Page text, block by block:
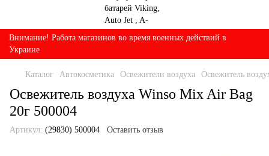
Внимание! Работа магазинов во время военных действий в
Украине
Каталог Автокосметика Освежители воздуха Освежитель
Освежитель воздуха Winso Mix Air Bag
20г 500004
Артикул: (29830) 500004 Оставить отзыв